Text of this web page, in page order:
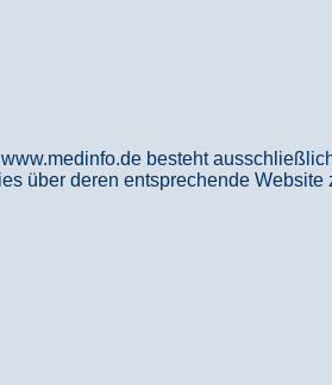
besteht
über deren entsprechende Website